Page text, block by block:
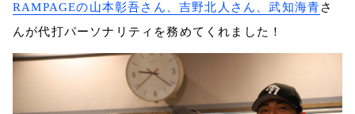
RAMPAGEの山本彰吾さん、吉野北人さん、武知海青さ
んが代打パーソナリティを務めてくれました！